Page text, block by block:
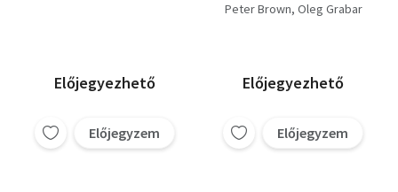
Előjegyezhető
Előjegyzem
Peter Brown Oleg Grabar
Előjegyezhető
Előjegyzem